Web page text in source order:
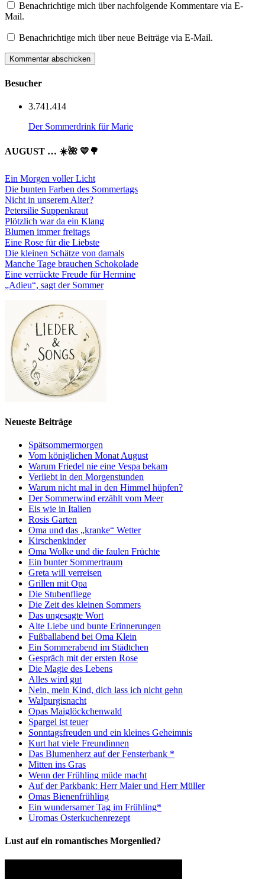
Benachrichtige mich über nachfolgende Kommentare via E-
Mail.
Benachrichtige mich über neue Beiträge via E-Mail.
Besucher
3.741.414
Der Sommerdrink für Marie
AUGUST … ☀️🌺 💛🌳
Ein Morgen voller Licht
Die bunten Farben des Sommertags
Nicht in unserem Alter?
Petersilie Suppenkraut
Plötzlich war da ein Klang
Blumen immer freitags
Eine Rose für die Liebste
Die kleinen Schätze von damals
Manche Tage brauchen Schokolade
Eine verrückte Freude für Hermine
„Adieu“, sagt der Sommer
Neueste Beiträge
Spätsommermorgen
Vom königlichen Monat August
Warum Friedel nie eine Vespa bekam
Verliebt in den Morgenstunden
Warum nicht mal in den Himmel hüpfen?
Der Sommerwind erzählt vom Meer
Eis wie in Italien
Rosis Garten
Oma und das „kranke“ Wetter
Kirschenkinder
Oma Wolke und die faulen Früchte
Ein bunter Sommertraum
Greta will verreisen
Grillen mit Opa
Die Stubenfliege
Die Zeit des kleinen Sommers
Das ungesagte Wort
Alte Liebe und bunte Erinnerungen
Fußballabend bei Oma Klein
Ein Sommerabend im Städtchen
Gespräch mit der ersten Rose
Die Magie des Lebens
Alles wird gut
Nein, mein Kind, dich lass ich nicht gehn
Walpurgisnacht
Opas Maiglöckchenwald
Spargel ist teuer
Sonntagsfreuden und ein kleines Geheimnis
Kurt hat viele Freundinnen
Das Blumenherz auf der Fensterbank *
Mitten ins Gras
Wenn der Frühling müde macht
Auf der Parkbank: Herr Maier und Herr Müller
Omas Bienenfrühling
Ein wundersamer Tag im Frühling*
Uromas Osterkuchenrezept
Lust auf ein romantisches Morgenlied?